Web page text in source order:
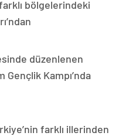
bölgelerindeki
düzenlenen
Kampı’nda
farklı illerinden